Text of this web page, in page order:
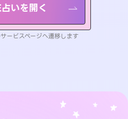
いを開く
ービスページへ遷移します